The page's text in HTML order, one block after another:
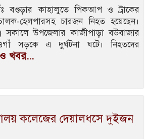
বগুড়ার কাহালুতে পিকআপ ও ট্রাকের
হেলপারসহ চারজন নিহত হয়েছেন।
উপজেলার কাজীপাড়া বউবাজার
সড়কে এ দুর্ঘটনা ঘটে। নিহতদের
খবর...
কলেজের দেয়ালধসে দুইজন